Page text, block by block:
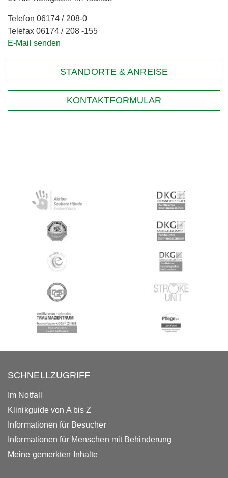
Telefon 06174 / 208-0
Telefax 06174 / 208 -155
E-Mail senden
STANDORTE & ANREISE
KONTAKTFORMULAR
SCHNELLZUGRIFF
Im Notfall
Klinikguide von A bis Z
Informationen für Besucher
Informationen für Menschen mit Behinderung
Meine gemerkten Inhalte